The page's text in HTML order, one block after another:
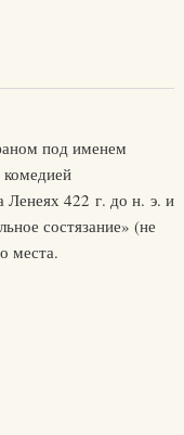
под именем
Ленеях 422 г. до н. э. и
состязание» (не
места.